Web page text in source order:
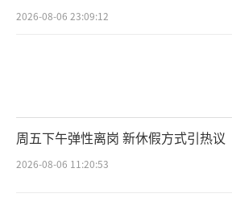
2026-08-06 23:09:12
周五下午弹性离岗 新休假方式引热议
2026-08-06 11:20:53